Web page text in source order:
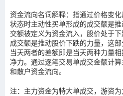
资金流向名词解释：指通过价格变
状态时主动性买单形成的成交额是
交额被定义为资金流入，股价处于
成交额是推动股价下跌的力量，这部
当天两者的差额即是当天两种力量
净力。通过逐笔交易单成交金额计
和散户资金流向。
注：主力资金为特大单成交，游资